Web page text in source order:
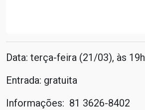
Data: terça-feira (21/03), às 19h
Entrada: gratuita
Informações: 81 3626-8402